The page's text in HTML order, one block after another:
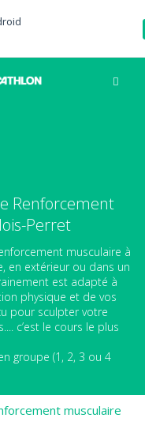
Renforcement
Perret
musculaire à
en extérieur ou dans un
est adapté à
physique et de vos
pour sculpter votre
c’est le cours le plus
groupe (1, 2, 3 ou 4
musculaire